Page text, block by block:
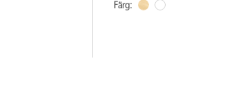
Färg: